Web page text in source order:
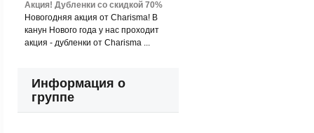
Акция! Дубленки со скидкой 70%
Новогодняя акция от Charisma! В
канун Нового года у нас проходит
акция - дубленки от Charisma ...
Информация о
группе